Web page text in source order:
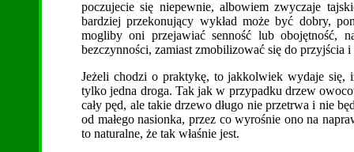
poczujecie się niepewnie, albowiem zwyczaje
bardziej przekonujący wykład może być dobry,
mogliby oni przejawiać senność lub obojętność,
bezczynności, zamiast zmobilizować się do przyjścia
Jeżeli chodzi o praktykę, to jakkolwiek wydaje
tylko jedna droga. Tak jak w przypadku drzew
cały pęd, ale takie drzewo długo nie przetrwa i nie
od małego nasionka, przez co wyrośnie ono na
to naturalne, że tak właśnie jest.